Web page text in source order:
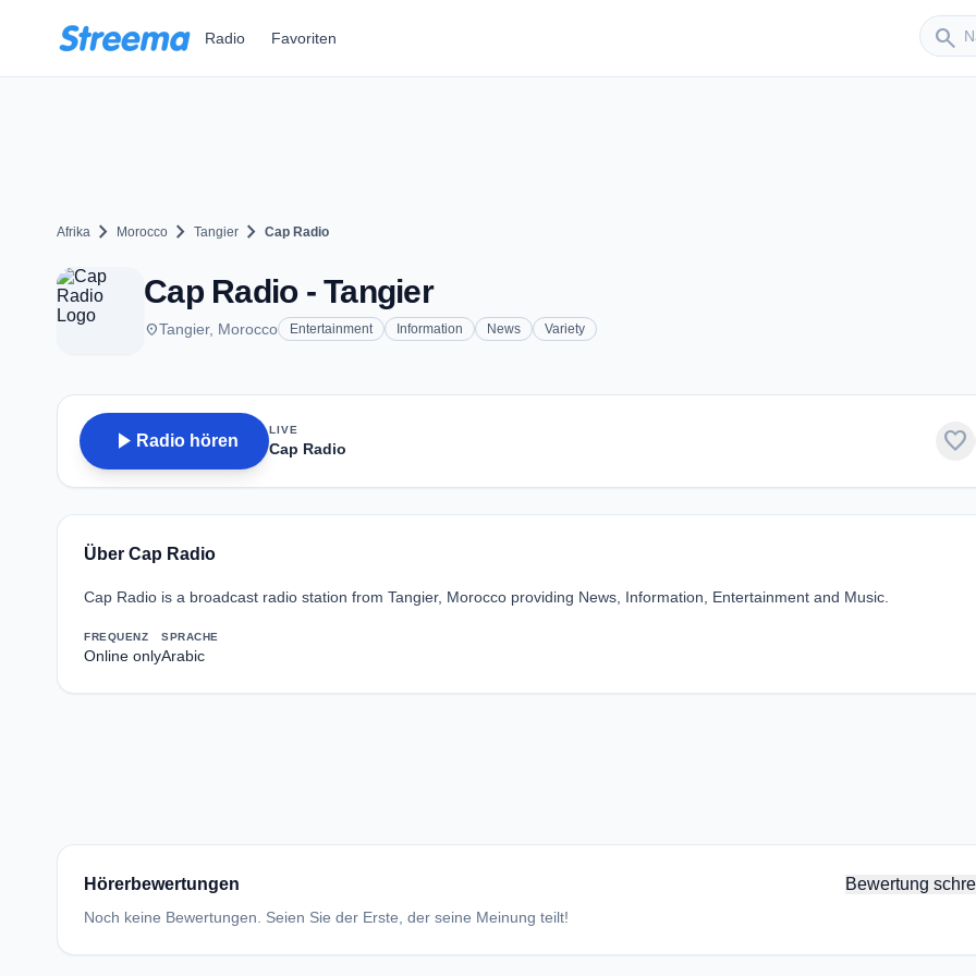
Radio Favoriten search
Afrika chevron_right Morocco chevron_right Tangier chevron_right Cap Radio
Cap Radio - Tangier
placeTangier, Morocco Entertainment Information News Variety
play_arrow Radio hören
LIVE
Cap Radio favorite
Über Cap Radio
Cap Radio is a broadcast radio station from Tangier, Morocco providing News, Information, Entertainment and Music.
FREQUENZ
Online only
SPRACHE
Arabic
Hörerbewertungen Bewertung
Noch keine Bewertungen. Seien Sie der Erste, der seine Meinung teilt!